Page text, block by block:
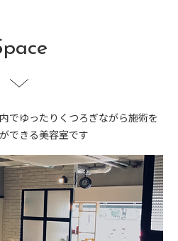
でゆったりくつろぎながら施術を
できる美容室です